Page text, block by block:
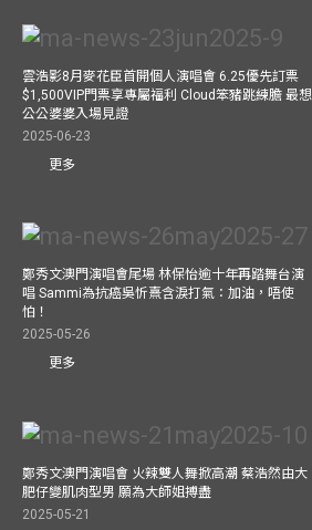
雲浩影8月麥花臣首開個人演唱會 6.25優先訂票
$1,500VIP門票享專屬福利 Cloud笨豬跳練膽 最想
公公婆婆入場見證
2025-06-23
更多
鄭秀文澳門演唱會尾場 林保怡逾十年再踏舞台演
唱 Sammi為抗癌吳忻熹含淚打氣：加油，唔使
怕！
2025-05-26
更多
鄭秀文澳門演唱會 火辣雙人舞掀高潮 蔡浩然由大
肥仔變肌肉型男 願為大師姐搏盡
2025-05-21